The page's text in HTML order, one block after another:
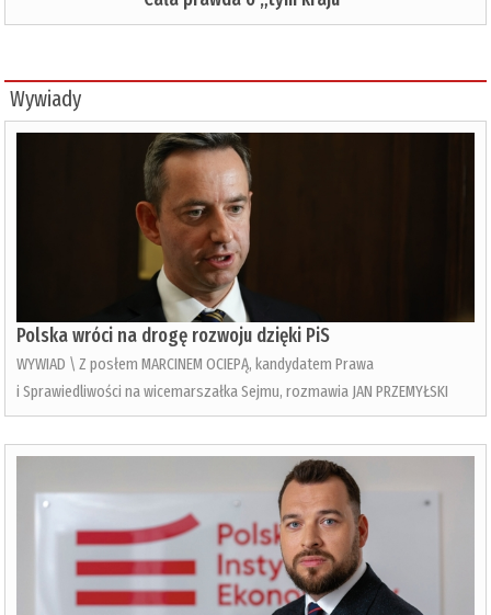
Wywiady
Polska wróci na drogę rozwoju dzięki PiS
WYWIAD \ Z posłem MARCINEM OCIEPĄ, kandydatem Prawa
i Sprawiedliwości na wicemarszałka Sejmu, rozmawia JAN PRZEMYŁSKI